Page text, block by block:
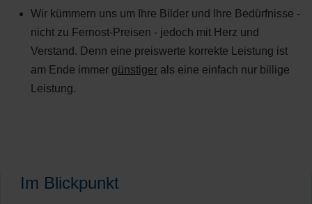
Wir kümmern uns um Ihre Bilder und Ihre Bedürfnisse -
nicht zu Fernost-Preisen - jedoch mit Herz und
Verstand. Denn eine preiswerte korrekte Leistung ist
am Ende immer günstiger als eine einfach nur billige
Leistung.
Im Blickpunkt